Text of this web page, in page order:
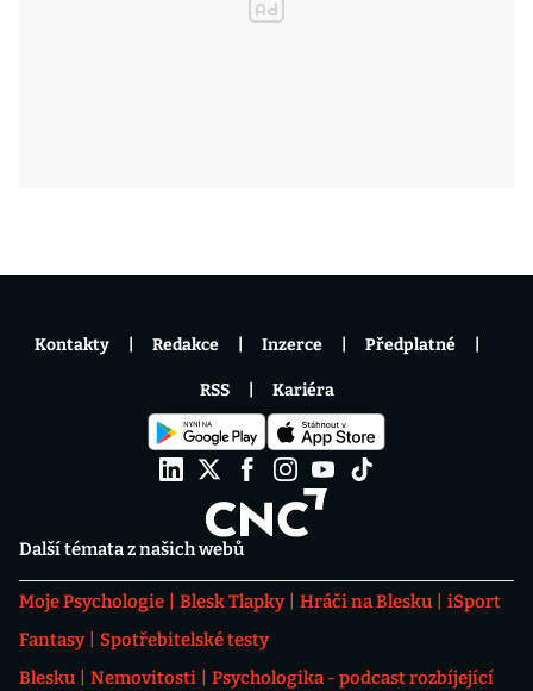
Další témata z našich webů
Moje Psychologie Blesk Tlapky Hráči na Blesku
iSport
Fantasy
Spotřebitelské testy
Blesku
Nemovitosti
Psychologika - podcast rozbíjející
Kontakty Redakce Inzerce Předplatné
RSS Kariéra